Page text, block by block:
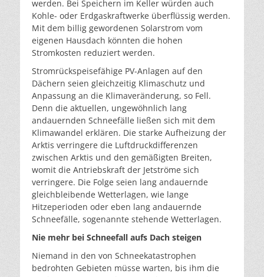
werden. Bei Speichern im Keller würden auch
Kohle- oder Erdgaskraftwerke überflüssig werden.
Mit dem billig gewordenen Solarstrom vom
eigenen Hausdach könnten die hohen
Stromkosten reduziert werden.
Stromrückspeisefähige PV-Anlagen auf den
Dächern seien gleichzeitig Klimaschutz und
Anpassung an die Klimaveränderung, so Fell.
Denn die aktuellen, ungewöhnlich lang
andauernden Schneefälle ließen sich mit dem
Klimawandel erklären. Die starke Aufheizung der
Arktis verringere die Luftdruckdifferenzen
zwischen Arktis und den gemäßigten Breiten,
womit die Antriebskraft der Jetströme sich
verringere. Die Folge seien lang andauernde
gleichbleibende Wetterlagen, wie lange
Hitzeperioden oder eben lang andauernde
Schneefälle, sogenannte stehende Wetterlagen.
Nie mehr bei Schneefall aufs Dach steigen
Niemand in den von Schneekatastrophen
bedrohten Gebieten müsse warten, bis ihm die